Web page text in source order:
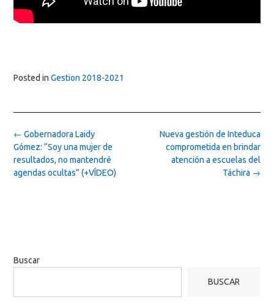
Posted in Gestion 2018-2021
Post
navigation
Nueva gestión de Inteduca
comprometida en brindar
atención a escuelas del
Táchira →
← Gobernadora Laidy
Gómez: “Soy una mujer de
resultados, no mantendré
agendas ocultas” (+VÍDEO)
Buscar
BUSCAR